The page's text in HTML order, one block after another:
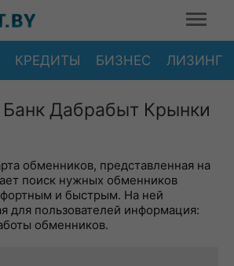
КРЕДИТЫ БИЗНЕС ЛИЗИНГ
Дабрабыт Крынки
обменников, представленная на
поиск нужных обменников
и быстрым. На ней
для пользователей информация:
обменников.